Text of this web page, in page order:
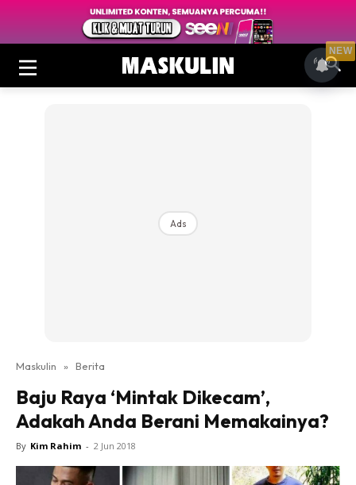
Ads
Maskulin » Berita
Baju Raya ‘Mintak Dikecam’,
Adakah Anda Berani Memakainya?
By Kim Rahim - 2 Jun 2018
NEW